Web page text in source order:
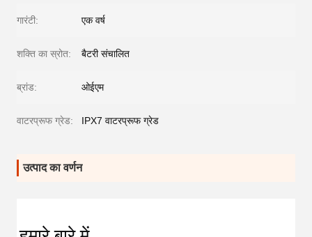
गारंटी: एक वर्ष
शक्ति का स्रोत: बैटरी संचालित
ब्रांड: ओईएम
वाटरप्रूफ ग्रेड: IPX7 वाटरप्रूफ ग्रेड
उत्पाद का वर्णन